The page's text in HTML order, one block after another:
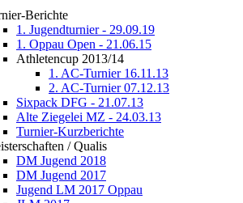
Berichte
1. Jugendturnier - 29.09.19
1. Oppau Open - 21.06.15
Athletencup 2013/14
1. AC-Turnier 16.11.13
2. AC-Turnier 07.12.13
Sixpack DFG - 21.07.13
Alte Ziegelei MZ - 24.03.13
Turnier-Kurzberichte
/ Qualis
DM Jugend 2018
DM Jugend 2017
Jugend LM 2017 Oppau